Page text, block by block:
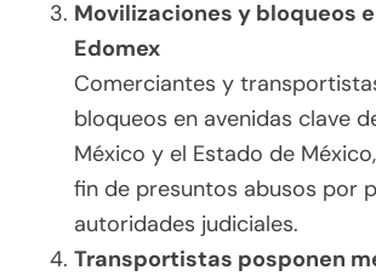
Movilizaciones y bloqueos
Edomex
Comerciantes y
bloqueos en avenidas clave
México y el Estado de
fin de presuntos abusos por
autoridades judiciales.
Transportistas posponen